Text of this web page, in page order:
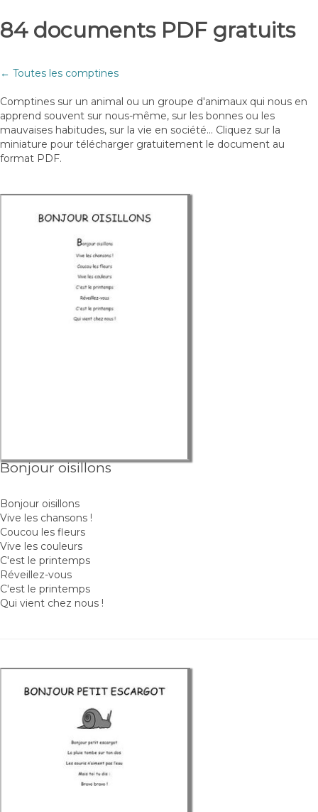
84 documents PDF gratuits
← Toutes les comptines
Comptines sur un animal ou un groupe d'animaux qui nous en
apprend souvent sur nous-même, sur les bonnes ou les
mauvaises habitudes, sur la vie en société... Cliquez sur la
miniature pour télécharger gratuitement le document au
format PDF.
Bonjour oisillons
Bonjour oisillons
Vive les chansons !
Coucou les fleurs
Vive les couleurs
C'est le printemps
Réveillez-vous
C'est le printemps
Qui vient chez nous !